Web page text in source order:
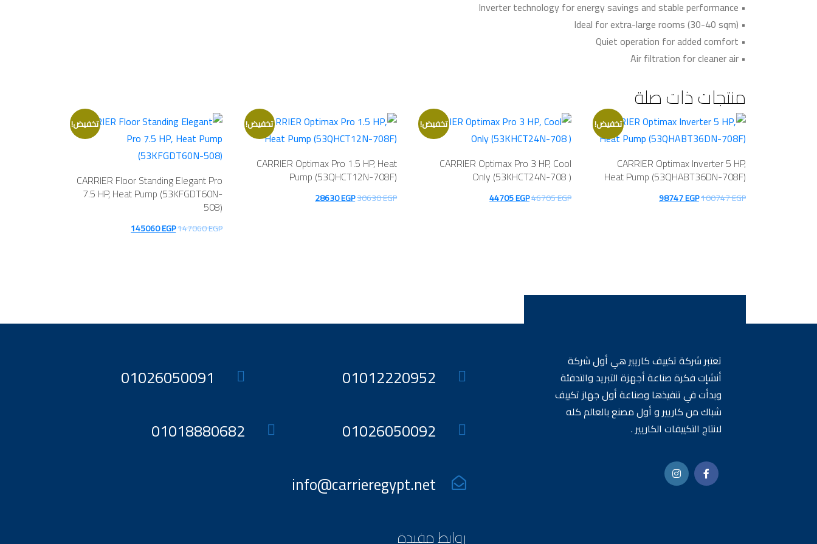
• Inverter technology for energy savings and stable performance
• Ideal for extra-large rooms (30-40 sqm)
• Quiet operation for added comfort
• Air filtration for cleaner air
منتجات ذات صلة
تخفيض!
CARRIER Optimax Inverter 5 HP,
Heat Pump (53QHABT36DN-708F)
100747EGP
السعر98747EGP
تخفيض!
CARRIER Optimax Pro 3 HP, Cool
Only (53KHCT24N-708 )
46705EGP
السعر44705EGP
السعر
تخفيض!
CARRIER Optimax Pro 1.5 HP, Heat
Pump (53QHCT12N-708F)
30630EGP
السعر28630EGP
السعر
تخفيض!
CARRIER Floor Standing Elegant Pro
7.5 HP, Heat Pump (53KFGDT60N-
508)
147060EGP
السعر145060EGP
السعر
تعتبر شركة تكييف كاريير هي أول شركة
أنشإت فكرة صناعة أجهزة التبريد والتدفئة
وبدأت في تنفيذها وصناعة أول جهاز تكييف
شباك من كاريير و أول مصنع بالعالم كله
لانتاج التكييفات الكاريير .
01012220952
01026050091
01026050092
01018880682
info@carrieregypt.net
روابط مفيدة